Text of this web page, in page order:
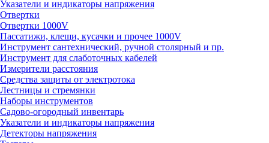
Указатели и индикаторы напряжения
Отвертки
Отвертки 1000V
Пассатижи, клещи, кусачки и прочее 1000V
Инструмент сантехнический, ручной столярный и пр.
Инструмент для слаботочных кабелей
Измерители расстояния
Средства защиты от электротока
Лестницы и стремянки
Наборы инструментов
Садово-огородный инвентарь
Указатели и индикаторы напряжения
Детекторы напряжения